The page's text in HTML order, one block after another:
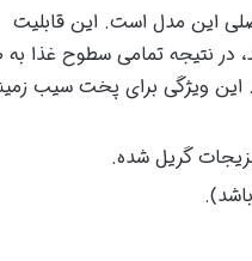
این مدل است. این قابلیت
در نتیجه تمامی سطوح غذا
ویژگی برای پخت سیب
گریل شده.